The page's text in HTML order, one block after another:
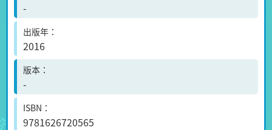
-
出版年
2016
版本
-
ISBN
9781626720565